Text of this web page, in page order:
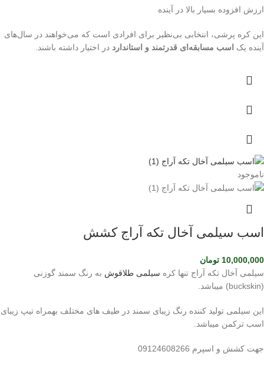
ارزش افزوده بسیار بالا در آینده
این کره پرشی، انتخابی بی‌نظیر برای افرادی است که می‌خواهند در سال‌های
آینده یک
اسب مسابقه‌ای قدرتمند و استاندارد در اختیار داشته باشند.
ناموجود
اسب سیلمی آخال تکه آراج کشش
10,000,000 تومان
سیلمی آخال تکه آراج تنها کره سیلمی طلاقوش به رنگ سمند گوزنی
(buckskin) میباشد.
این سیلمی تولید کننده رنگ زیبای سمند در طیف های مختلف بهمراه تیپ زیبای
اسب ترکمن میباشد.
جهت کشش و اسپرم 09124608266